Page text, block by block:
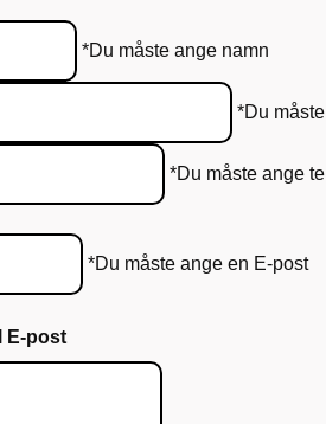
*Du måste ange namn
*Du
*Du måste ange
*Du måste ange en E-post
E-post